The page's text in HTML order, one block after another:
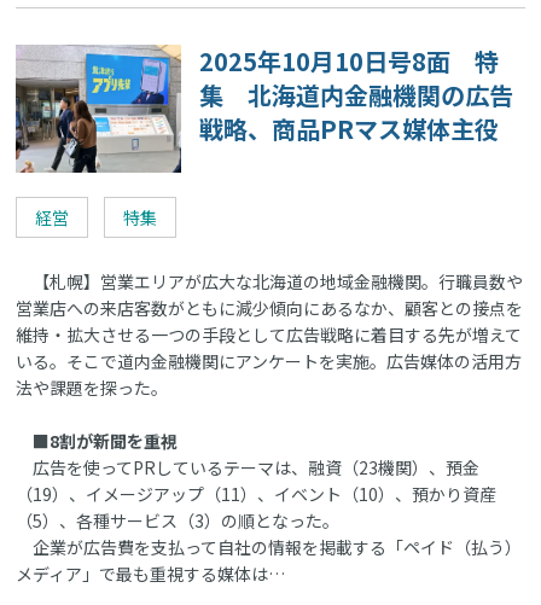
2025年10月10日号8面 特
集 北海道内金融機関の広告
戦略、商品PRマス媒体主役
経営 特集
【札幌】営業エリアが広大な北海道の地域金融機関。行職員数や
営業店への来店客数がともに減少傾向にあるなか、顧客との接点を
維持・拡大させる一つの手段として広告戦略に着目する先が増えて
いる。そこで道内金融機関にアンケートを実施。広告媒体の活用方
法や課題を探った。
■8割が新聞を重視
広告を使ってPRしているテーマは、融資（23機関）、預金
（19）、イメージアップ（11）、イベント（10）、預かり資産
（5）、各種サービス（3）の順となった。
企業が広告費を支払って自社の情報を掲載する「ペイド（払う）
メディア」で最も重視する媒体は…